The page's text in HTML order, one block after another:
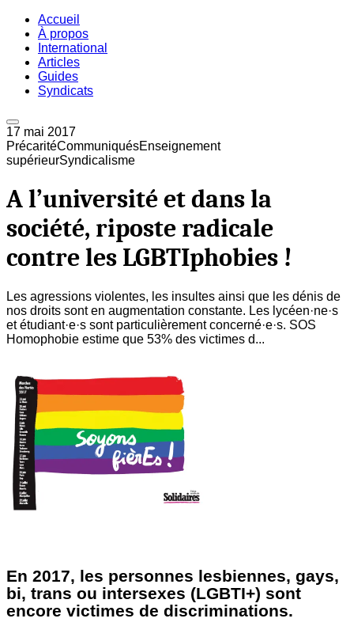
Accueil
À propos
International
Articles
Guides
Syndicats
17 mai 2017
PrécaritéCommuniquésEnseignement
supérieurSyndicalisme
A l’université et dans la
société, riposte radicale
contre les LGBTIphobies !
Les agressions violentes, les insultes ainsi que les dénis de
nos droits sont en augmentation constante. Les lycéen·ne·s
et étudiant·e·s sont particulièrement concerné·e·s. SOS
Homophobie estime que 53% des victimes d...
En 2017, les personnes lesbiennes, gays,
bi, trans ou intersexes (LGBTI+) sont
encore victimes de discriminations.